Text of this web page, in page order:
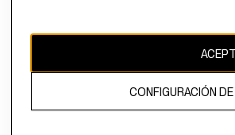
propiedad de H&M Hennes & Mauritz AB.
CONFIGURACIÓN